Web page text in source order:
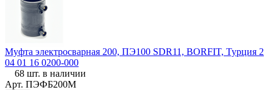
Муфта электросварная 200, ПЭ100 SDR11, BORFIT, Турция 2
04 01 16 0200-000
68 шт. в наличии
Арт. ПЭФБ200М